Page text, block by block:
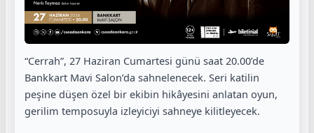
“Cerrah”, 27 Haziran Cumartesi günü saat 20.00’de
Bankkart Mavi Salon’da sahnelenecek. Seri katilin
peşine düşen özel bir ekibin hikâyesini anlatan oyun,
gerilim temposuyla izleyiciyi sahneye kilitleyecek.